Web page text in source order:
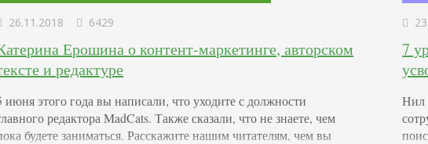
26.11.2018 6429
Ерошина о контент-маркетинге, авторском
и редактуре
июня этого года вы написали, что уходите с должности
редактора MadCats. Также сказали, что не знаете, чем
будете заниматься. Расскажите нашим читателям, чем вы
7
Нил